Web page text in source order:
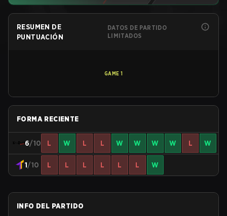
RESUMEN DE
PUNTUACIÓN
DATOS DE PARTIDO
LIMITADOS
GAME 1
FORMA RECIENTE
6/10 L W L L W W W W L W
1/10 L L L L L L W
INFO DEL PARTIDO